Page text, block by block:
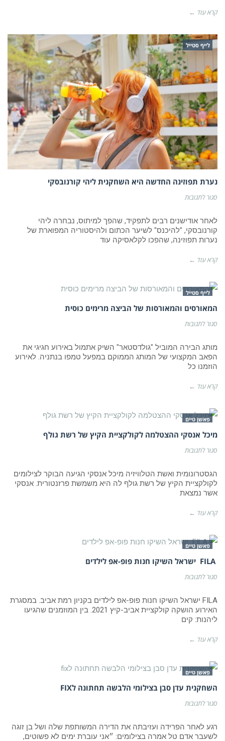
קרא עוד ←
לייף סטייל
נערת תפוזינה החדשה היא השחקנית ליהי קורנובסקי
סגור לתגובות
החדשה
היא
השחקנית
ליהי
לאחר אודישנים רבים לתפקיד, שהפך למיתוס, נבחרה ליהי
קורנובסקי, "להיכנס" לשיער הכתום ולהיסטוריה המפוארת של
נערות תפוזינה, שהפכו לקלאסיקה עוד
קרא עוד ←
לייף סטייל
המאורסים והמאורסות של הביצה מרימים כוסית
סגור לתגובות
של
הביצה
מרימים
מותג הבירה המוביל "גולדסטאר" השיק אתמול באירוע חגיגי את
הפאב המקצועי של המותג הממוקם במפעל טמפו בנתניה. לאירוע
הוזמנו כל
קרא עוד ←
פאשן טיים
מיכל אנסקי ההצטלמה לקולקציית הקיץ של רשת גולף
סגור לתגובות
ההצטלמה
לקולקציית
הקיץ
של
הגסטרונומית ואשת הטלוויזיה מיכל אנסקי הגיעה הבוקר לצילומים
לקולקציית הקיץ של רשת גולף לה היא משמשת פרזנטורית. אנסקי
אשר נמצאת
קרא עוד ←
פאשן טיים
FILA ישראל השיקו חנות פופ-אפ לילדים
סגור לתגובות
השיקו
חנות
פופ-אפ
לילדים
FILA ישראל השיקו חנות פופ-אפ לילדים בקניון רמת אביב. במסגרת
האירוע הושקה קולקציית אביב-קיץ 2021. בין המוזמנים שהגיעו
ליהנות: קים
קרא עוד ←
פאשן טיים
השחקנית עדן סבן בצילומי הלבשה תחתונה לFIX
סגור לתגובות
סבן
בצילומי
רגע לאחר הפרידה ועזיבתה את הדירה המשותפת שלה ושל בן זוגה
לשעבר אדם טל אמרה בצילומים: ״אני עוברת ימים לא פשוטים,